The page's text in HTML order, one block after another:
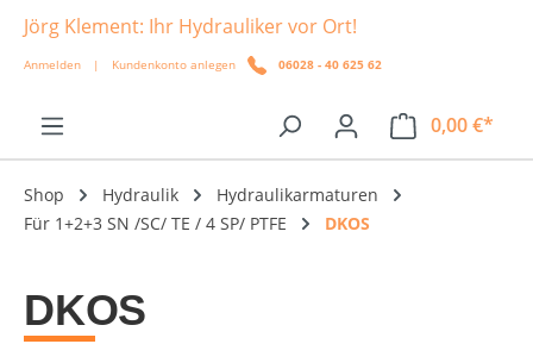
springen
Jörg Klement: Ihr Hydrauliker vor Ort!
Anmelden | Kundenkonto anlegen 06028 - 40 625 62
0,00 €*
Shop Hydraulik
Hydraulikarmaturen
Für 1+2+3 SN /SC/ TE / 4 SP/ PTFE
DKOS
DKOS